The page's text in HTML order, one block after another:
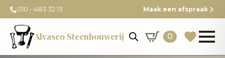
010 - 483 32 13 Maak een afspraak
Alvasco Steenhouwerij 0